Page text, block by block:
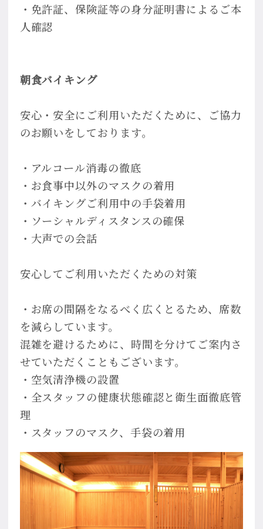
・免許証、保険証等の身分証明書によるご本
人確認
朝食バイキング
安心・安全にご利用いただくために、ご協力
のお願いをしております。
・アルコール消毒の徹底
・お食事中以外のマスクの着用
・バイキングご利用中の手袋着用
・ソーシャルディスタンスの確保
・大声での会話
安心してご利用いただくための対策
・お席の間隔をなるべく広くとるため、席数
を減らしています。
混雑を避けるために、時間を分けてご案内さ
せていただくこともございます。
・空気清浄機の設置
・全スタッフの健康状態確認と衛生面徹底管
理
・スタッフのマスク、手袋の着用